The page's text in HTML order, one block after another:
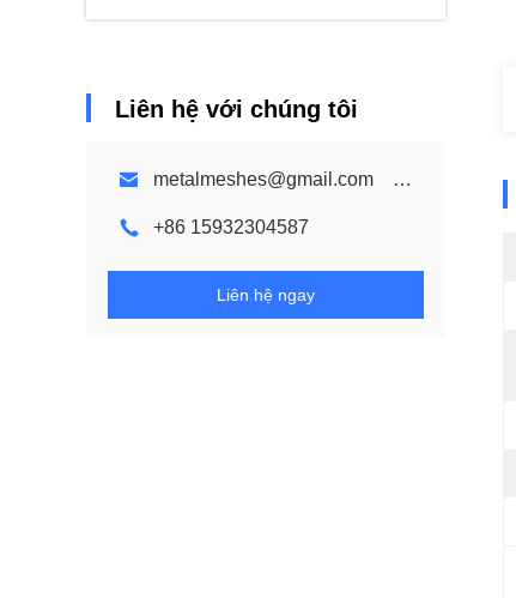
Liên hệ với chúng tôi
metalmeshes@gmail.com karen@bmmetalmesh.com
+86 15932304587
Liên hệ ngay